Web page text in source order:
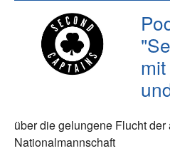
über die gelungene Flucht
Nationalmannschaft